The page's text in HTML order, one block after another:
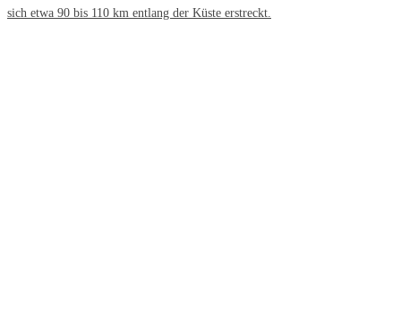
sich etwa 90 bis 110 km entlang der Küste erstreckt.